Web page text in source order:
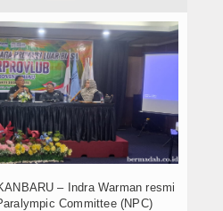
– Indra Warman resmi
Committee (NPC)